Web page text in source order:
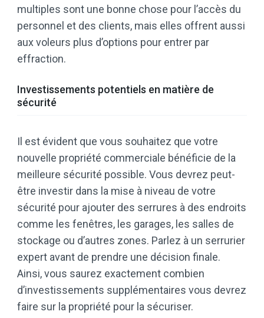
multiples sont une bonne chose pour l’accès du
personnel et des clients, mais elles offrent aussi
aux voleurs plus d’options pour entrer par
effraction.
Investissements potentiels en matière de
sécurité
Il est évident que vous souhaitez que votre
nouvelle propriété commerciale bénéficie de la
meilleure sécurité possible. Vous devrez peut-
être investir dans la mise à niveau de votre
sécurité pour ajouter des serrures à des endroits
comme les fenêtres, les garages, les salles de
stockage ou d’autres zones. Parlez à un serrurier
expert avant de prendre une décision finale.
Ainsi, vous saurez exactement combien
d’investissements supplémentaires vous devrez
faire sur la propriété pour la sécuriser.